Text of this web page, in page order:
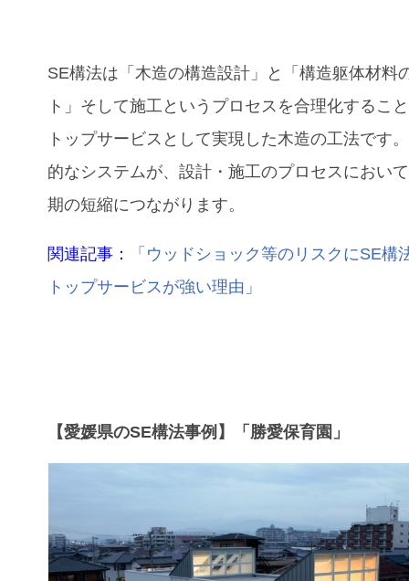
SE構法は「木造の構造設計」と「構造躯体材料
ト」そして施工というプロセスを合理化するこ
トップサービスとして実現した木造の工法です
的なシステムが、設計・施工のプロセスにおい
期の短縮につながります。
関連記事：
「ウッドショック等のリスクにSE構
トップサービスが強い理由」
【愛媛県のSE構法事例】「勝愛保育園」